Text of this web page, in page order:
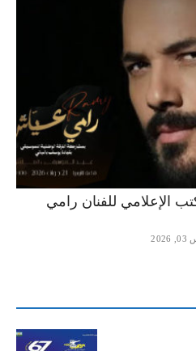
الإعلامي للفنان رامي